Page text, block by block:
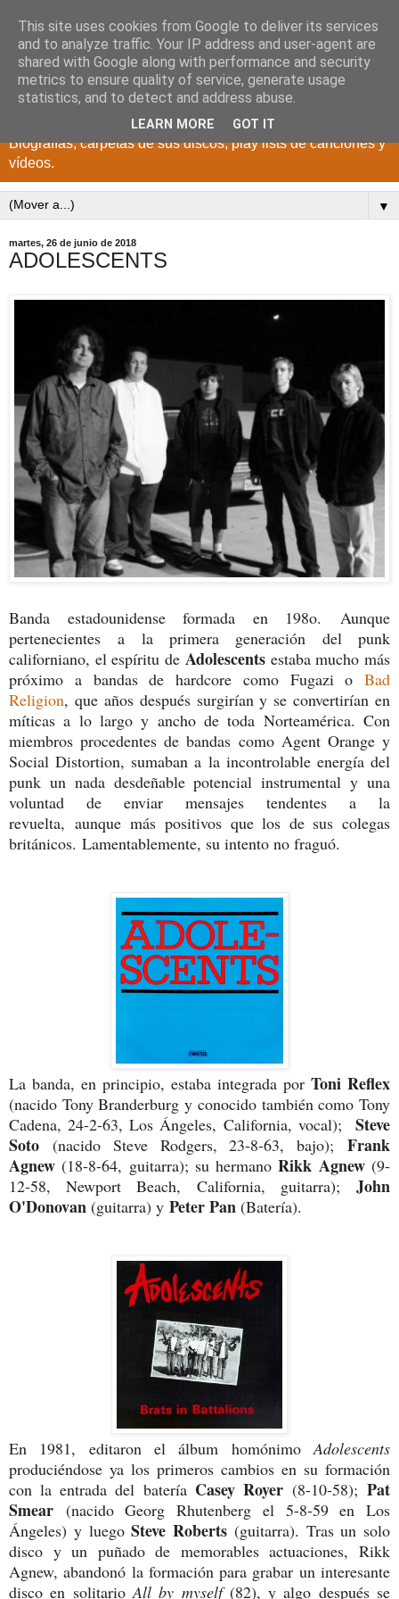
DISCOS PARA EL
RECUERDO
CANTANTES Y GRUPOS DE LOS AÑOS 1950 a 2022.
Biografías, carpetas de sus discos, play lists de canciones y
vídeos.
▼
martes, 26 de junio de 2018
ADOLESCENTS
Banda estadounidense formada en 198o. Aunque
pertenecientes a la primera generación del punk
californiano, el espíritu de Adolescents estaba mucho más
próximo a bandas de hardcore como Fugazi o Bad
Religion, que años después surgirían y se convertirían en
míticas a lo largo y ancho de toda Norteamérica. Con
miembros procedentes de bandas como Agent Orange y
Social Distortion, sumaban a la incontrolable energía del
punk un nada desdeñable potencial instrumental y una
voluntad de enviar mensajes tendentes a la
revuelta, aunque más positivos que los de sus colegas
británicos. Lamentablemente, su intento no fraguó.
La banda, en principio, estaba integrada por Toni Reflex
(nacido Tony Branderburg y conocido también como Tony
Cadena, 24-2-63, Los Ángeles, California, vocal); Steve
Soto (nacido Steve Rodgers, 23-8-63, bajo); Frank
Agnew(18-8-64, guitarra); su hermanoRikk Agnew(9-
12-58, Newport Beach, California, guitarra); John
O'Donovan (guitarra) y Peter Pan (Batería).
En 1981, editaron el álbum homónimoAdolescents
produciéndose ya los primeros cambios en su formación
con la entrada del batería Casey Royer(8-10-58); Pat
Smear (nacido Georg Rhutenberg el 5-8-59 en Los
Ángeles) y luegoSteve Roberts (guitarra). Tras un solo
disco y un puñado de memorables actuaciones, Rikk
Agnew, abandonó la formación para grabar un interesante
disco en solitarioAll by myself (82), y algo después se
This site uses cookies from Google to deliver its services
and to analyze traffic. Your IP address and user-agent are
shared with Google along with performance and security
metrics to ensure quality of service, generate usage
statistics, and to detect and address abuse.
LEARN MORE GOT IT